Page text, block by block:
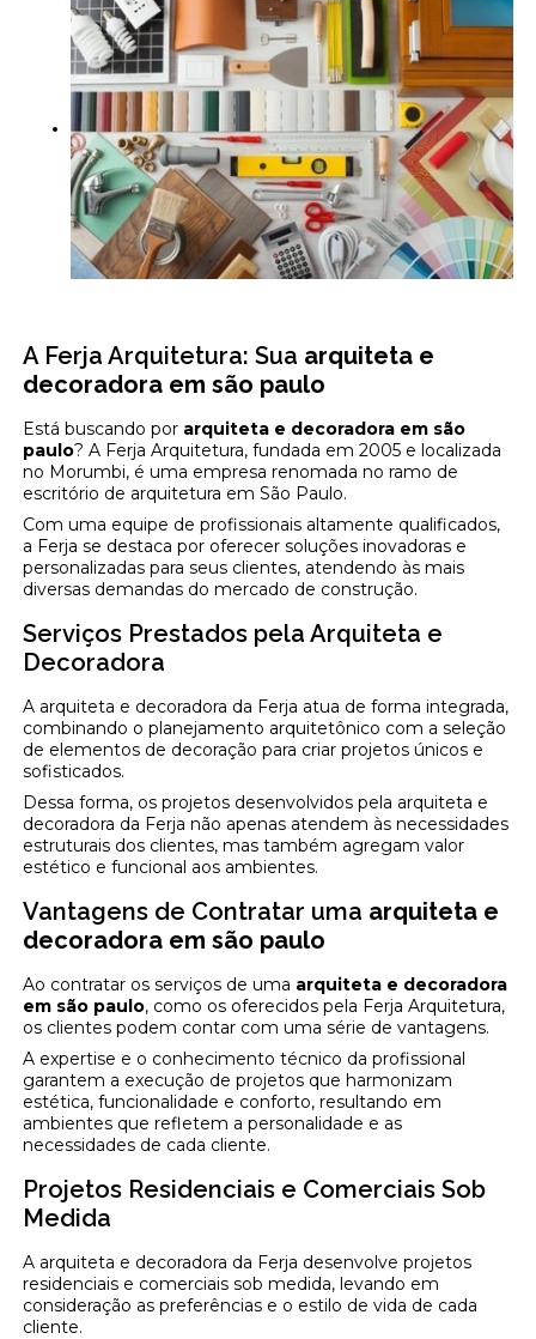
A Ferja Arquitetura: Sua arquiteta e
decoradora em são paulo
Está buscando por arquiteta e decoradora em são
paulo? A Ferja Arquitetura, fundada em 2005 e localizada
no Morumbi, é uma empresa renomada no ramo de
escritório de arquitetura em São Paulo.
Com uma equipe de profissionais altamente qualificados,
a Ferja se destaca por oferecer soluções inovadoras e
personalizadas para seus clientes, atendendo às mais
diversas demandas do mercado de construção.
Serviços Prestados pela Arquiteta e
Decoradora
A arquiteta e decoradora da Ferja atua de forma integrada,
combinando o planejamento arquitetônico com a seleção
de elementos de decoração para criar projetos únicos e
sofisticados.
Dessa forma, os projetos desenvolvidos pela arquiteta e
decoradora da Ferja não apenas atendem às necessidades
estruturais dos clientes, mas também agregam valor
estético e funcional aos ambientes.
Vantagens de Contratar uma arquiteta e
decoradora em são paulo
Ao contratar os serviços de uma arquiteta e decoradora
em são paulo, como os oferecidos pela Ferja Arquitetura,
os clientes podem contar com uma série de vantagens.
A expertise e o conhecimento técnico da profissional
garantem a execução de projetos que harmonizam
estética, funcionalidade e conforto, resultando em
ambientes que refletem a personalidade e as
necessidades de cada cliente.
Projetos Residenciais e Comerciais Sob
Medida
A arquiteta e decoradora da Ferja desenvolve projetos
residenciais e comerciais sob medida, levando em
consideração as preferências e o estilo de vida de cada
cliente.